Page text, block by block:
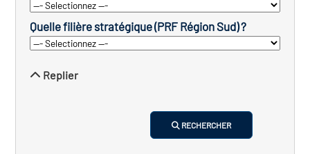
Quelle filière stratégique (PRF Région Sud) ?
Replier
RECHERCHER